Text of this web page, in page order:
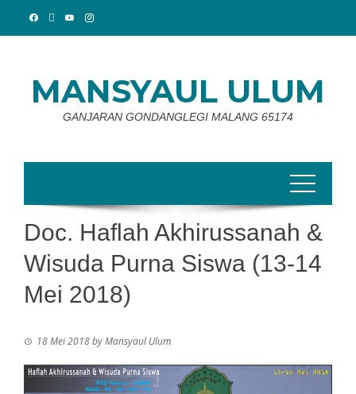
MANSYAUL ULUM
GANJARAN GONDANGLEGI MALANG 65174
Doc. Haflah Akhirussanah &
Wisuda Purna Siswa (13-14
Mei 2018)
18 Mei 2018byMansyaul Ulum